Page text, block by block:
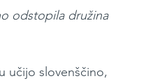
odstopila družina
učijo slovenščino,